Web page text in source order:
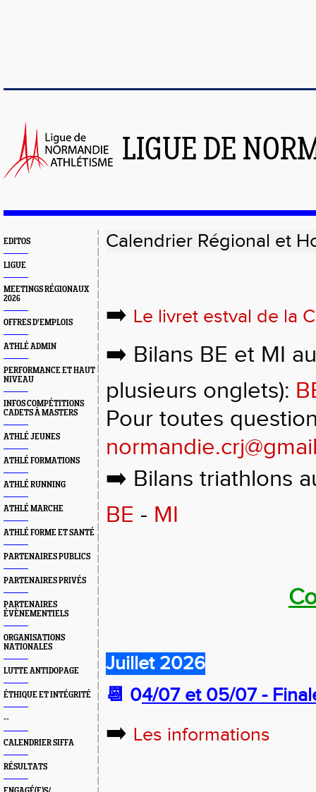
LIGUE DE
EDITOS
LIGUE
MEETINGS RÉGIONAUX
2026
OFFRES D'EMPLOIS
ATHLÉ ADMIN
PERFORMANCE ET HAUT
NIVEAU
INFOS COMPÉTITIONS
CADETS À MASTERS
ATHLÉ JEUNES
ATHLÉ FORMATIONS
ATHLÉ RUNNING
ATHLÉ MARCHE
ATHLÉ FORME ET SANTÉ
PARTENAIRES PUBLICS
PARTENAIRES PRIVÉS
PARTENAIRES
ÉVÈNEMENTIELS
ORGANISATIONS
NATIONALES
LUTTE ANTIDOPAGE
ÉTHIQUE ET INTÉGRITÉ
--
CALENDRIER SIFFA
RÉSULTATS
Calendrier Régional et
➡️ Le livret estval de la
➡️ Bilans BE et MI
plusieurs onglets):
Pour toutes
➡️ Bilans triathlons
BE - MI
Juillet 2026
📆 04/07 et 05/07 -
➡️ Les informations